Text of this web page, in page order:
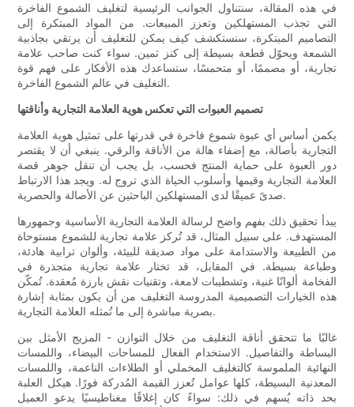
في هذه المقالة، سنتناول الجوانب الرئيسية لتغليف الشموع الفاخرة
التي تجذب المستهلكين وتعزز المبيعات. من المواد المبتكرة إلى
التصاميم المبتكرة، سنستكشف كيف يمكن للتغليف أن يرتقي بجاذبية
الشمعة ويحوّل قطعة بسيطة إلى كنز ثمين. سواء كنت صاحب علامة
تجارية، أو مصممًا، أو متحمسًا، ستساعدك هذه الأفكار على فهم قوة
التغليف في عالم الشموع الفاخرة.
تصميم العبوات التي تعكس هوية العلامة التجارية وأناقتها
يكمن أساس أي عبوة شموع فاخرة في قدرتها على تمثيل هوية العلامة
التجارية بأصالة، مع إضفاء هالة من الأناقة والرقي. ينبغي أن لا يقتصر
دور العبوة على حماية المنتج فحسب، بل يجب أن تنقل جوهر قصة
العلامة التجارية وقيمها وأسلوب الحياة الذي تروج له. ويجد هذا الارتباط
صدىً عميقًا لدى المستهلكين الباحثين عن الأصالة والحصرية.
يبدأ تحقيق ذلك بفهم واضح لرسالة العلامة التجارية الأساسية وجمهورها
المستهدف. على سبيل المثال، قد تُركز علامة تجارية للشموع مستوحاة
من الطبيعة والاستدامة على مواد صديقة للبيئة، وألوان ترابية هادئة،
وطباعة بسيطة. في المقابل، قد تختار علامة تجارية متجذرة في
الفخامة ألوانًا غنية، وتشطيبات لامعة، وتقنيات نقش بارزة مُعقدة. تُمكّن
هذه الخيارات التصميمية المدروسة التغليف من أن يكون بمثابة إشارة
بصرية مباشرة إلى ما تُمثله العلامة التجارية.
غالبًا ما تتحقق أناقة التغليف من خلال التوازن - المزيج الأمثل بين
البساطة والتفاصيل. الاستخدام الفعال للمساحات البيضاء، واللمسات
النهائية الملموسة كالتغليف المخملي أو الطلاءات الناعمة، واللمسات
المعدنية البسيطة، كلها عوامل تُعزز القيمة المُدركة فورًا. هيكل العلبة
بحد ذاته يُسهم في ذلك: سواءً كان إغلاقًا مغناطيسيًا يدعو العميل